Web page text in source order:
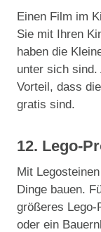
Einen Film im
Sie mit Ihren
haben die
unter sich sind.
Vorteil, dass
gratis sind.
12. Lego-
Mit
Dinge bauen.
größeres Lego-
oder ein